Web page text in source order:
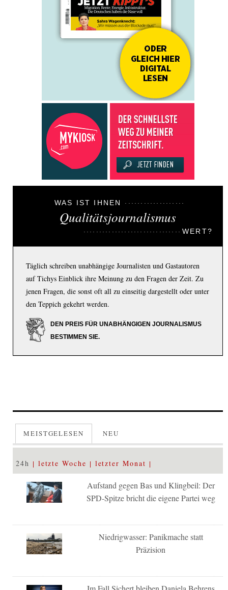
WAS IST IHNEN
Qualitätsjournalismus
WERT?
Täglich schreiben unabhängige Journalisten und Gastautoren
auf Tichys Einblick ihre Meinung zu den Fragen der Zeit. Zu
jenen Fragen, die sonst oft all zu einseitig dargestellt oder unter
den Teppich gekehrt werden.
DEN PREIS FÜR UNABHÄNGIGEN JOURNALISMUS
BESTIMMEN SIE.
MEISTGELESEN NEU
24h letzte Woche letzter Monat
Aufstand gegen Bas und Klingbeil: Der
SPD-Spitze bricht die eigene Partei weg
Niedrigwasser: Panikmache statt
Präzision